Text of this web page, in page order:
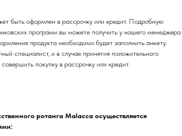
быть оформлен в рассрочку или кредит. Подробную
программ вы можете получить у нашего менеджера
продукта необходимо будет заполнить анкету.
специалист, и в случае принятия положительного
покупку в рассрочку или кредит.
ротанга Malacca осуществляется
персональных данных
Доставка и оплата
Сотрудничество
Контакты